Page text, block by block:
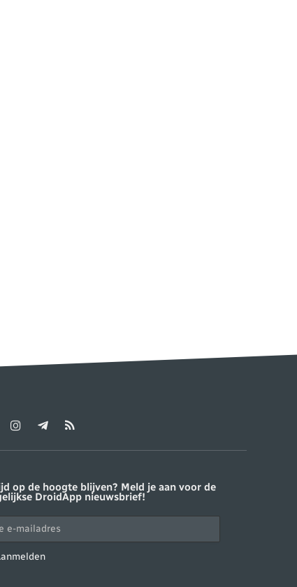
InstagramTelegram
RSS
op de hoogte blijven? Meld je aan voor de
DroidApp nieuwsbrief!